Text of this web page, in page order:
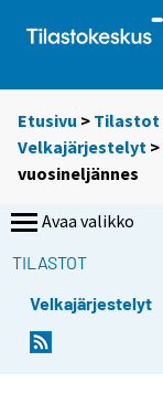
Etusivu > Tilastot
Velkajärjestelyt >
vuosineljännes
Avaa valikko
TILASTOT
Velkajärjestelyt